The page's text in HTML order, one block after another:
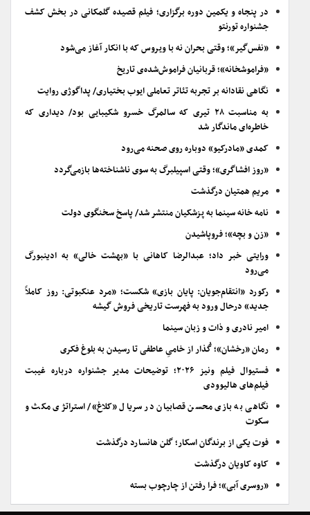
در پنجاه و یکمین دوره برگزاری؛ فیلم قصیده گلمکانی در بخش کشف
جشنواره تورنتو
«نفس‌گیر»؛ وقتی بحران نه با ویروس که با انکار آغاز می‌شود
«فراموشخانه»؛ قربانیان فراموش‌شده‌ی تاریخ
نگاهی نقادانه بر تجربه تئاتر تعاملی ایوب بختیاری/ پداگوژی روایت
به مناسبت ۲۸ تیری که سالمرگ خسرو شکیبایی بود/ دیداری که
خاطره‌ای ماندگار شد
کمدی «مادرکیو» دوباره روی صحنه می‌رود
«روز افشاگری»؛ وقتی اسپیلبرگ به سوی ناشناخته‌ها بازمی‌گردد
مریم همتیان درگذشت
نامه خانه سینما به پزشکیان منتشر شد/ پاسخ سخنگوی دولت
«زن و بچه»؛ فروپاشیدن
ورایتی خبر داد؛ عبدالرضا کاهانی با «بهشت خالی» به ادینبورگ
می‌رود
رکورد «انتقام‌جویان: پایان بازی» شکست؛ «مرد عنکبوتی: روز کاملاً
جدید» درحال ورود به فهرست تاریخی فروش گیشه
امیر نادری و ذات و زبان سینما
رمان «رخشان»؛ گُذار از خامیِ عاطفی تا رسیدن به بلوغ فکری
فستیوال فیلم ونیز ۲۰۲۶؛ توضیحات مدیر جشنواره درباره غیبت
فیلم‌های هالیوودی
نگاهی به بازی محسن قصابیان در سریال «کلاغ»/ استراتژی مکث و
سکوت
فوت یکی از برندگان اسکار؛ گلن هانسارد درگذشت
کاوه کاویان درگذشت
«روسری آبی»؛ فرا رفتن از چارچوب بسته